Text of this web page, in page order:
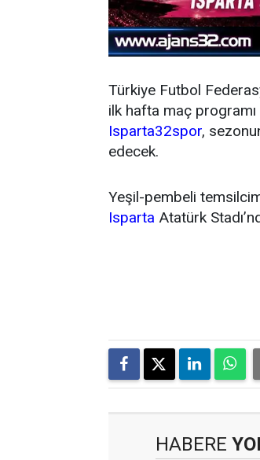
Türkiye Futbol
ilk hafta maç
Isparta32spor,
edecek.
Yeşil-pembeli
Isparta Atatürk
HABERE